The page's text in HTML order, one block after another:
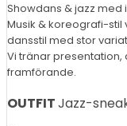
Showdans & jazz
Musik & koreografi-
dansstil med stor
Vi tränar presentation,
framförande.
OUTFITJazz-